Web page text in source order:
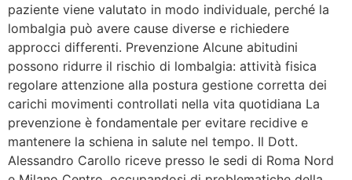
paziente viene valutato in modo individuale, perché la
lombalgia può avere cause diverse e richiedere
approcci differenti. Prevenzione Alcune abitudini
possono ridurre il rischio di lombalgia: attività fisica
regolare attenzione alla postura gestione corretta dei
carichi movimenti controllati nella vita quotidiana La
prevenzione è fondamentale per evitare recidive e
mantenere la schiena in salute nel tempo. Il Dott.
Alessandro Carollo riceve presso le sedi di Roma Nord